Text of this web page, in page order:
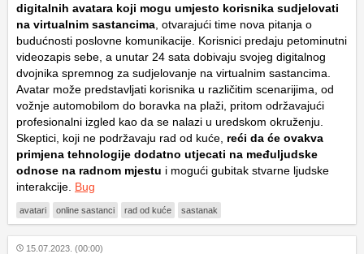
digitalnih avatara koji mogu umjesto korisnika sudjelovati
na virtualnim sastancima , otvarajući time nova pitanja o
budućnosti poslovne komunikacije. Korisnici predaju petominutni
videozapis sebe, a unutar 24 sata dobivaju svojeg digitalnog
dvojnika spremnog za sudjelovanje na virtualnim sastancima.
Avatar može predstavljati korisnika u različitim scenarijima, od
vožnje automobilom do boravka na plaži, pritom održavajući
profesionalni izgled kao da se nalazi u uredskom okruženju.
Skeptici, koji ne podržavaju rad od kuće, reći da će ovakva
primjena tehnologije dodatno utjecati na međuljudske
odnose na radnom mjestu i mogući gubitak stvarne ljudske
interakcije. Bug
avatari online sastanci rad od kuće sastanak
15.07.2023. (00:00)